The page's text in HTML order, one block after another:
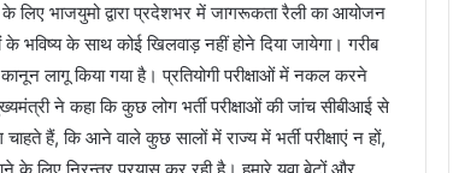
लिए भाजयुमो द्वारा प्रदेशभर में जागरूकता रैली का आयोजन
भविष्य के साथ कोई खिलवाड़ नहीं होने दिया जायेगा। गरीब
लागू किया गया है। प्रतियोगी परीक्षाओं में नकल करने
ने कहा कि कुछ लोग भर्ती परीक्षाओं की जांच सीबीआई से
हैं, कि आने वाले कुछ सालों में राज्य में भर्ती परीक्षाएं न हों,